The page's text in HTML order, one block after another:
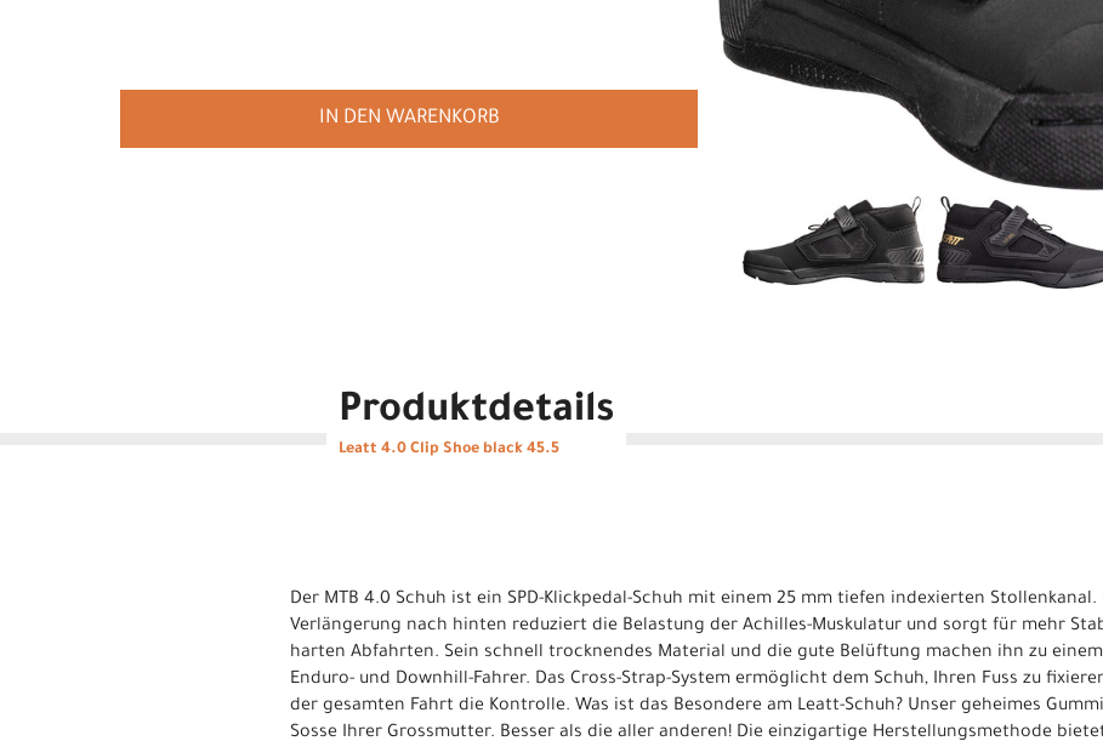
IN DEN WARENKORB
Produktdetails
Leatt 4.0 Clip Shoe black 45.5
Der MTB 4.0 Schuh ist ein SPD-Klickpedal-Schuh mit einem 25 mm tiefen indexierten Stollenkanal.
Verlängerung nach hinten reduziert die Belastung der Achilles-Muskulatur und sorgt für mehr
harten Abfahrten. Sein schnell trocknendes Material und die gute Belüftung machen ihn zu
Enduro- und Downhill-Fahrer. Das Cross-Strap-System ermöglicht dem Schuh, Ihren Fuss zu
der gesamten Fahrt die Kontrolle. Was ist das Besondere am Leatt-Schuh? Unser geheimes
Sosse Ihrer Grossmutter. Besser als die aller anderen! Die einzigartige Herstellungsmethode